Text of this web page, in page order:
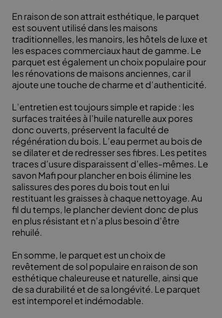
En raison de son attrait esthétique, le parquet
est souvent utilisé dans les maisons
traditionnelles, les manoirs, les hôtels de luxe et
les espaces commerciaux haut de gamme. Le
parquet est également un choix populaire pour
les rénovations de maisons anciennes, car il
ajoute une touche de charme et d’authenticité.
L’entretien est toujours simple et rapide : les
surfaces traitées à l’huile naturelle aux pores
donc ouverts, préservent la faculté de
régénération du bois. L’eau permet au bois de
se dilater et de redresser ses fibres. Les petites
traces d’usure disparaissent d’elles-mêmes. Le
savon Mafi pour plancher en bois élimine les
salissures des pores du bois tout en lui
restituant les graisses à chaque nettoyage. Au
fil du temps, le plancher devient donc de plus
en plus résistant et n’a plus besoin d’être
rehuilé.
En somme, le parquet est un choix de
revêtement de sol populaire en raison de son
esthétique chaleureuse et naturelle, ainsi que
de sa durabilité et de sa longévité. Le parquet
est intemporel et indémodable.